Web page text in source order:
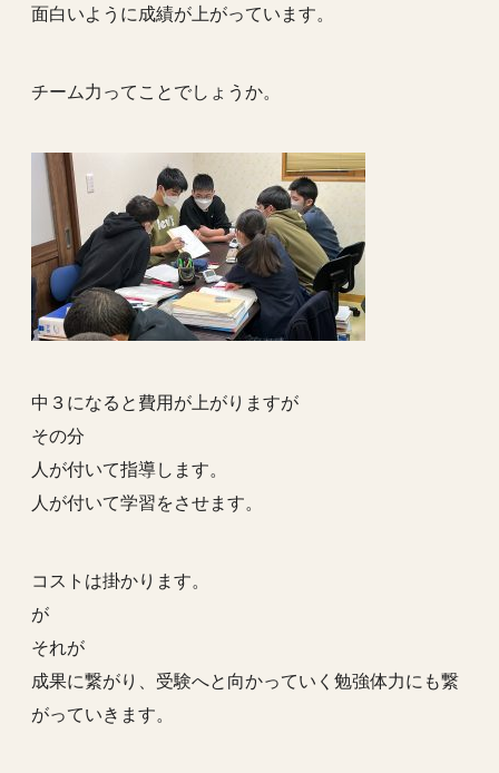
面白いように成績が上がっています。
チーム力ってことでしょうか。
中３になると費用が上がりますが
その分
人が付いて指導します。
人が付いて学習をさせます。
コストは掛かります。
が
それが
成果に繋がり、受験へと向かっていく勉強体力にも繋
がっていきます。